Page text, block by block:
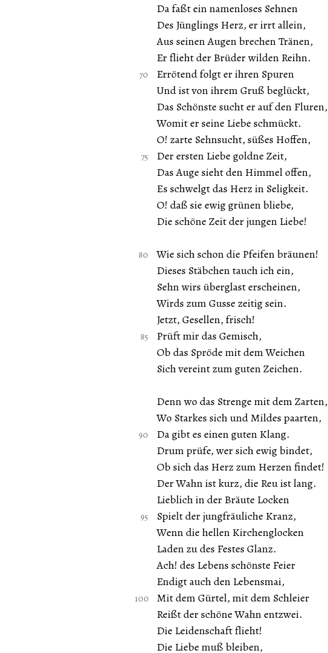
Da faßt ein namenloses Sehnen
Des Jünglings Herz, er irrt allein,
Aus seinen Augen brechen Tränen,
Er flieht der Brüder wilden Reihn.
Errötend folgt er ihren Spuren
Und ist von ihrem Gruß beglückt,
Das Schönste sucht er auf den Fluren,
Womit er seine Liebe schmückt.
O! zarte Sehnsucht, süßes Hoffen,
Der ersten Liebe goldne Zeit,
Das Auge sieht den Himmel offen,
Es schwelgt das Herz in Seligkeit.
O! daß sie ewig grünen bliebe,
Die schöne Zeit der jungen Liebe!
Wie sich schon die Pfeifen bräunen!
Dieses Stäbchen tauch ich ein,
Sehn wirs überglast erscheinen,
Wirds zum Gusse zeitig sein.
Jetzt, Gesellen, frisch!
Prüft mir das Gemisch,
Ob das Spröde mit dem Weichen
Sich vereint zum guten Zeichen.
Denn wo das Strenge mit dem Zarten,
Wo Starkes sich und Mildes paarten,
Da gibt es einen guten Klang.
Drum prüfe, wer sich ewig bindet,
Ob sich das Herz zum Herzen findet!
Der Wahn ist kurz, die Reu ist lang.
Lieblich in der Bräute Locken
Spielt der jungfräuliche Kranz,
Wenn die hellen Kirchenglocken
Laden zu des Festes Glanz.
Ach! des Lebens schönste Feier
Endigt auch den Lebensmai,
Mit dem Gürtel, mit dem Schleier
Reißt der schöne Wahn entzwei.
Die Leidenschaft flieht!
Die Liebe muß bleiben,